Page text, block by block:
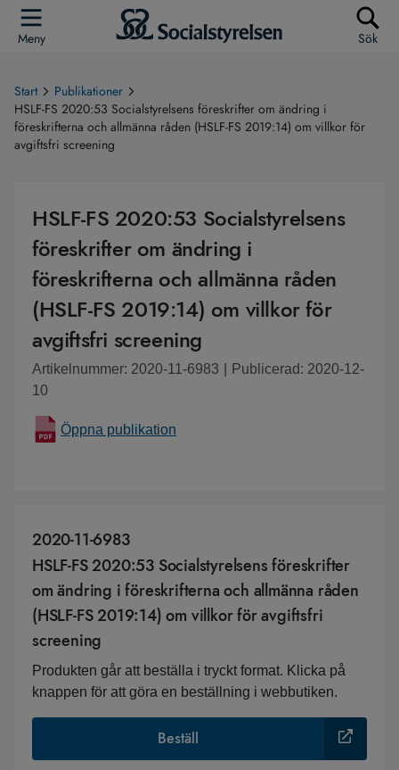
Meny Sök
Start
Publikationer
HSLF-FS 2020:53 Socialstyrelsens föreskrifter om ändring i
föreskrifterna och allmänna råden (HSLF-FS 2019:14) om villkor för
avgiftsfri screening
HSLF-FS 2020:53 Socialstyrelsens
föreskrifter om ändring i
föreskrifterna och allmänna råden
(HSLF-FS 2019:14) om villkor för
avgiftsfri screening
Artikelnummer: 2020-11-6983
Publicerad: 2020-12-
10
Öppna publikation
2020-11-6983
HSLF-FS 2020:53 Socialstyrelsens föreskrifter
om ändring i föreskrifterna och allmänna råden
(HSLF-FS 2019:14) om villkor för avgiftsfri
screening
Produkten går att beställa i tryckt format. Klicka på
knappen för att göra en beställning i webbutiken.
Beställ